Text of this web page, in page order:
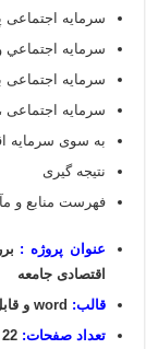
سرمایه
سرمايه اجتماعي
سرمایه اجتماعی
سرمایه اجتماعی
به سوی سرمایه
نتیجه گیری
فهرست منابع و
عنوان پروژه :
اقتصادی جامعه
قالب:
تعداد صفحات: 22 صفحه